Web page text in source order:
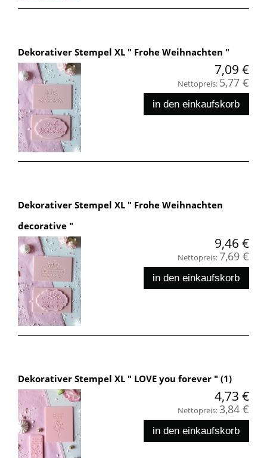
Dekorativer Stempel XL " Frohe Weihnachten "
7,09 €
Nettopreis: 5,77 €
in den einkaufskorb
Dekorativer Stempel XL " Frohe Weihnachten
decorative "
9,46 €
Nettopreis:7,69 €
in den einkaufskorb
Dekorativer Stempel XL " LOVE you forever " (1)
4,73 €
Nettopreis:3,84 €
in den einkaufskorb